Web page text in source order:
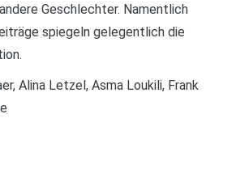
Geschlechter. Namentlich
spiegeln gelegentlich die
Alina Letzel, Asma Loukili, Frank